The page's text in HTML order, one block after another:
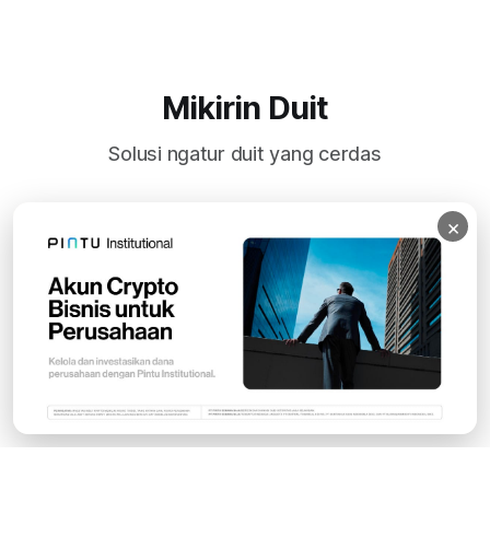
Mikirin Duit
Solusi ngatur duit yang cerdas
Subscribe
×